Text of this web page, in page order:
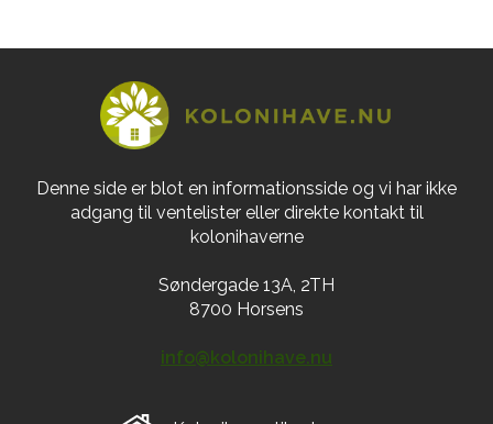
Denne side er blot en informationsside og vi har ikke
adgang til ventelister eller direkte kontakt til
kolonihaverne
Søndergade 13A, 2TH
8700 Horsens
info@kolonihave.nu